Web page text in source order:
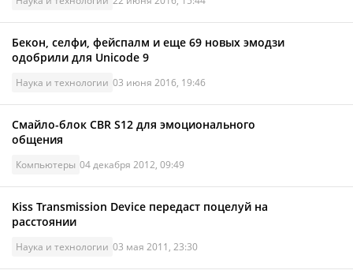
Бекон, селфи, фейспалм и еще 69 новых эмодзи
одобрили для Unicode 9
Наука и технологии 03 июня 2016, 19:46
Смайло-блок CBR S12 для эмоционального
общения
Компьютеры 04 декабря 2012, 09:49
Kiss Transmission Device передаст поцелуй на
расстоянии
Наука и технологии 03 мая 2011, 23:30